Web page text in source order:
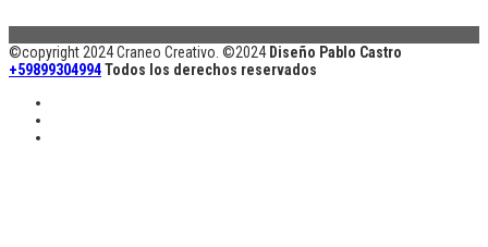
©copyright 2024 Craneo Creativo. ©2024 Diseño Pablo Castro
+59899304994Todos los derechos reservados